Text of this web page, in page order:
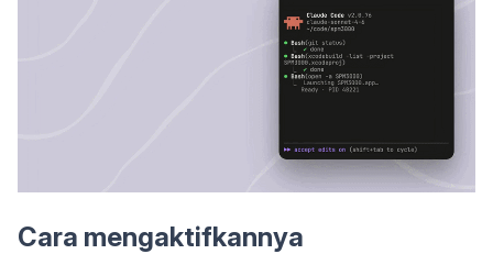
Cara mengaktifkannya